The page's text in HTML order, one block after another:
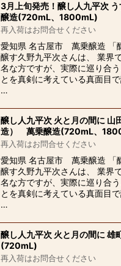
3月上旬発売！醸し人九平次
醸造(720mL、1800mL)
再入荷はお問合せください
愛知県 名古屋市 萬乗醸造 「
醸す久野九平次さんは、 業界
名な方ですが、実際に巡り合
とを真剣に考えている真面目で
…
醸し人九平次 火と月の間に
造） 萬乗醸造(720mL、
再入荷はお問合せください
愛知県 名古屋市 萬乗醸造 「
醸す久野九平次さんは、 業界
名な方ですが、実際に巡り合
とを真剣に考えている真面目で
…
醸し人九平次 火と月の間に
(720mL)
再入荷はお問合せください